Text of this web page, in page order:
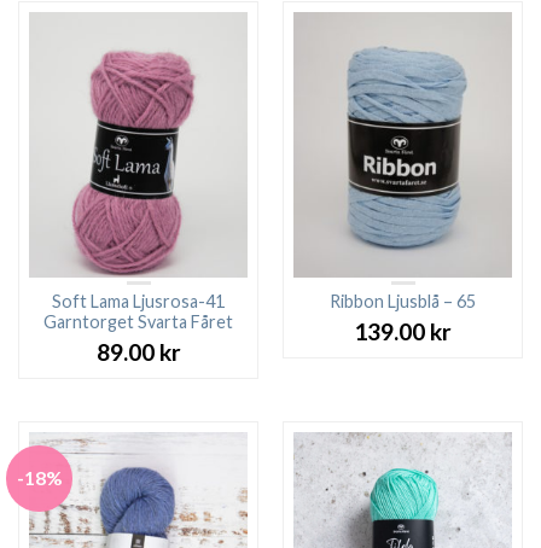
Soft Lama Ljusrosa-41
Garntorget Svarta Fåret
89.00 kr
Ribbon Ljusblå – 65
139.00 kr
-18%